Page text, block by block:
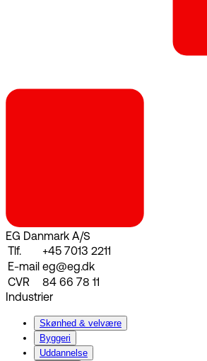
EG Danmark A/S
Tlf.
+45 7013 2211
E-mail eg@eg.dk
CVR
84 66 78 11
Industrier
Skønhed & velvære
Byggeri
Uddannelse